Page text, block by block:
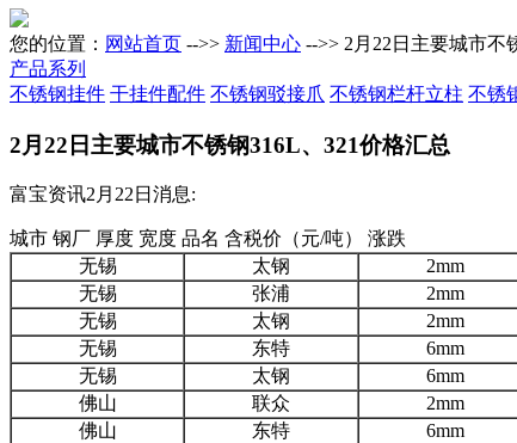
您的位置： 网站首页 -->> 新闻中心 -->> 2月22日主要城市不
产品系列
不锈钢挂件 干挂件配件 不锈钢驳接爪 不锈钢栏杆立柱 不锈
2月22日主要城市不锈钢316L、321价格汇总
富宝资讯2月22日消息:
城市 钢厂 厚度 宽度 品名 含税价（元/吨） 涨跌
无锡
太钢 2mm
无锡
张浦 2mm
无锡
太钢 2mm
无锡
东特 6mm
无锡
太钢 6mm
佛山
联众 2mm
佛山
东特 6mm